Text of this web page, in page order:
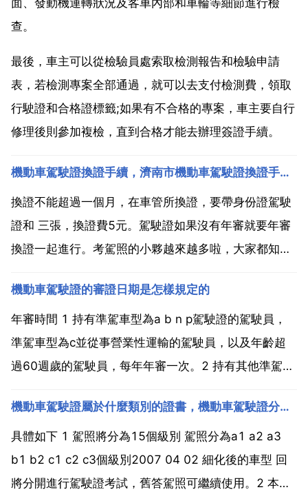
查。
最後，車主可以從檢驗員處索取檢測報告和檢驗申請
表，若檢測專案全部通過，就可以去支付檢測費，領取
行駛證和合格證標籤;如果有不合格的專案，車主要自行
修理後則參加複檢，直到合格才能去辦理簽證手續。
機動車駕駛證換證手續，濟南市機動車駕駛證換證手續？
換證不能超過一個月，在車管所換證，要帶身份證駕駛
證和 三張，換證費5元。駕駛證如果沒有年審就要年審
換證一起進行。考駕照的小夥越來越多啦，大家都知道
麼材料呢，聽發兔給你一一道來，哈哈。濟南市機動車
駕駛證換證手續？一 機動車駕駛人的身份證明 二 原機
動車駕...
機動車駕駛證的審證日期是怎樣規定的
年審時間 1 持有準駕車型為a b n p駕駛證的駕駛員，
準駕車型為c並從事營業性運輸的駕駛員，以及年齡超
過60週歲的駕駛員，每年年審一次。2 持有其他準駕車
證 年審有效期為準，逾期未審的駕駛員要接受100元的
處罰。手續流程 如果說你沒有空到車管所...
機動車駕駛證屬於什麼類別的證書，機動車駕駛證分類有哪些？
具體如下 1 駕照將分為15個級別 駕照分為a1 a2 a3
b1 b2 c1 c2 c3個級別2007 04 02 細化後的車型 回
將分開進行駕駛證考試，舊答駕照可繼續使用。2 本報